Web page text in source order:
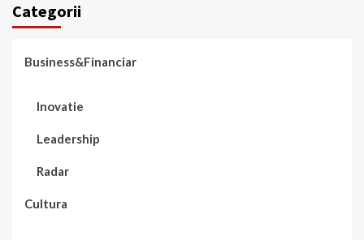
Categorii
Business&Financiar
Inovatie
Leadership
Radar
Cultura